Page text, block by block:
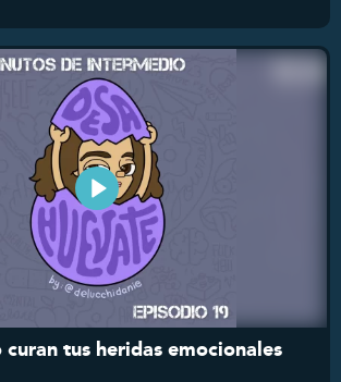
curan tus heridas emocionales